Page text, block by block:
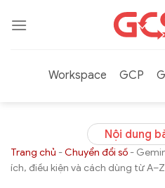
qua
Workspace
GCP
Nội dung
Trang chủ -Chuyển đổi số -
ích, điều kiện và cách dùng từ A–Z